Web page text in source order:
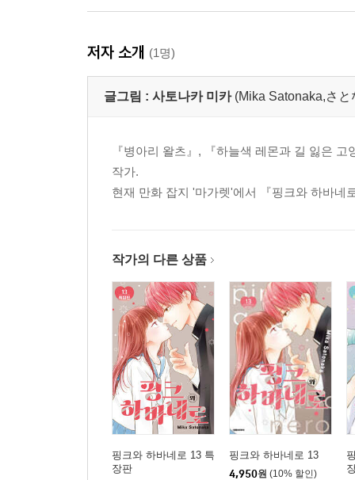
저자 소개 (1명)
글그림 : 사토나카 미카 (Mika Satonaka,さ
『병아리 왈츠』, 『하늘색 레몬과 길 잃은
작가.
현재 만화 잡지 '마가렛'에서 『핑크와 하바네
작가의 다른 상품
핑크와 하바네로 13 특
장판
핑크와 하바네로 13
4,950원 (10% 할인)